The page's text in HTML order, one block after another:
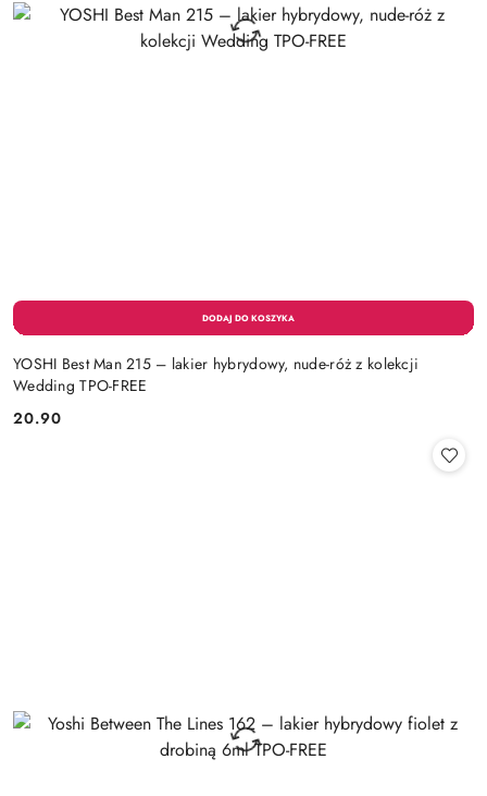
YOSHI Best Man 215 – lakier hybrydowy, nude-róż z kolekcji
Wedding TPO-FREE
Cena:
20.90